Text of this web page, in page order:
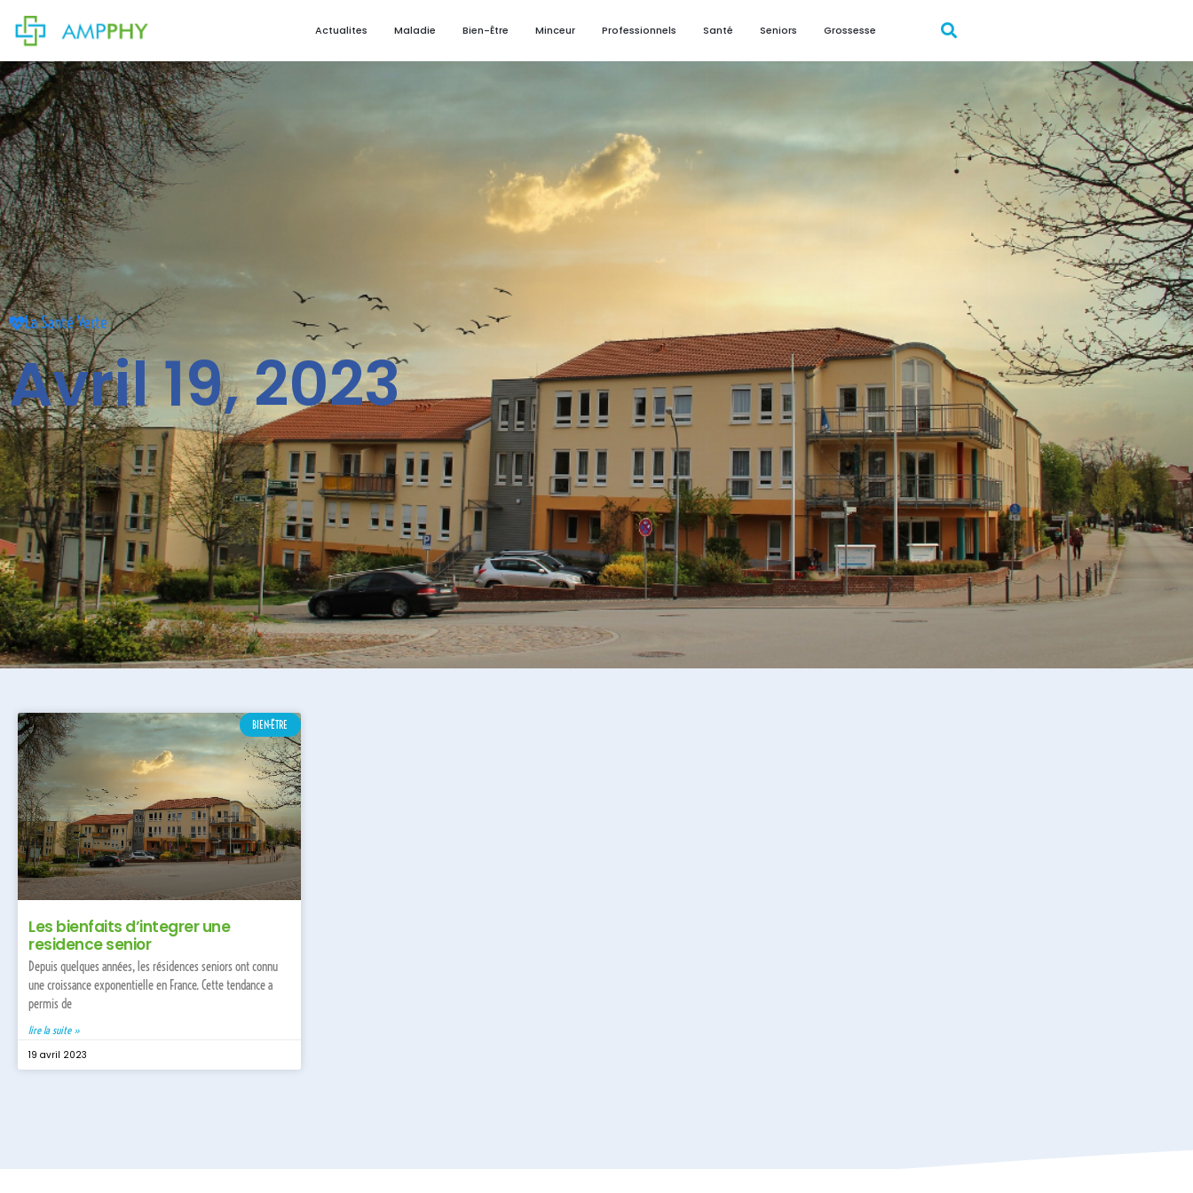
Actualites Maladie Bien-Être Minceur Professionnels Santé Seniors Grossesse
La Santé Verte
Avril 19, 2023
BIEN-ÊTRE
Les bienfaits d’integrer une
residence senior
Depuis quelques années, les résidences seniors ont connu
une croissance exponentielle en France. Cette tendance a
permis de
lire la suite »
19 avril 2023